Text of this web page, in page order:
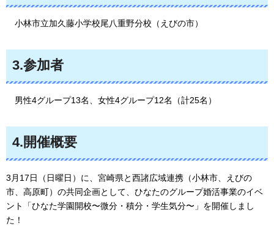
小林市立加久藤小学校尾八重野分校（えびの市）
3.参加者
男性4グループ13名、女性4グループ12名（計25名）
4.開催概要
3月17日（日曜日）に、宮崎県と西諸広域連携（小林市、えびの
市、高原町）の共同企画として、ひなたのグループ婚活事業のイベ
ント「ひなた学園開校〜微分・積分・学生気分〜」を開催しまし
た！